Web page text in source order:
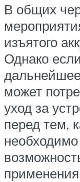
В общих
изъятого
Однако
может
уход за
перед тем,